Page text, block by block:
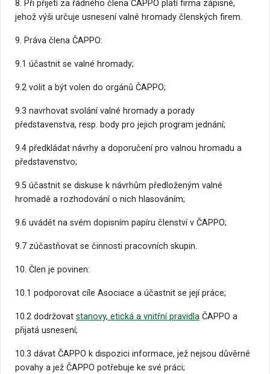
8. Při přijetí za řádného člena ČAPPO platí firma zápisné,
jehož výši určuje usnesení valné hromady členských firem.
9. Práva člena ČAPPO:
9.1 účastnit se valné hromady;
9.2 volit a být volen do orgánů ČAPPO;
9.3 navrhovat svolání valné hromady a porady
představenstva, resp. body pro jejich program jednání;
9.4 předkládat návrhy a doporučení pro valnou hromadu a
představenstvo;
9.5 účastnit se diskuse k návrhům předloženým valné
hromadě a rozhodování o nich hlasováním;
9.6 uvádět na svém dopisním papíru členství v ČAPPO;
9.7 zúčastňovat se činnosti pracovních skupin.
10. Člen je povinen:
10.1 podporovat cíle Asociace a účastnit se její práce;
10.2 dodržovat stanovy, etická a vnitřní pravidla ČAPPO a
přijatá usnesení;
10.3 dávat ČAPPO k dispozici informace, jež nejsou důvěrné
povahy a jež ČAPPO potřebuje ke své práci;